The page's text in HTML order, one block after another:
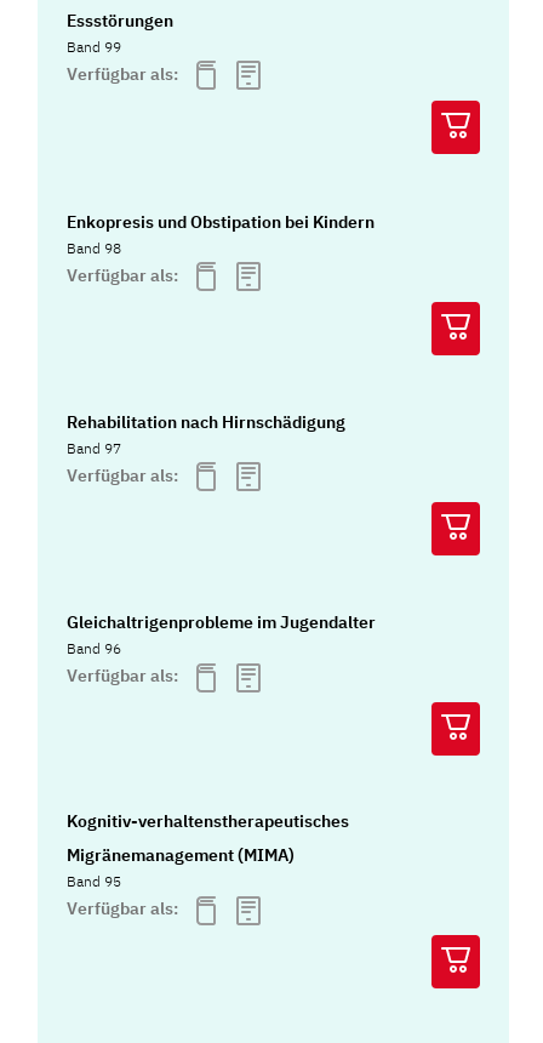
Essstörungen
Band 99
Verfügbar als:
Enkopresis und Obstipation bei Kindern
Band 98
Verfügbar als:
Rehabilitation nach Hirnschädigung
Band 97
Verfügbar als:
Gleichaltrigenprobleme im Jugendalter
Band 96
Verfügbar als:
Kognitiv-verhaltenstherapeutisches
Migränemanagement (MIMA)
Band 95
Verfügbar als: